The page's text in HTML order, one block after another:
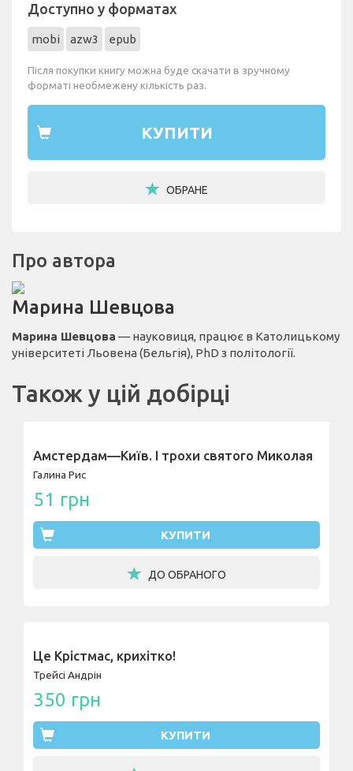
Доступно у форматах
mobi azw3 epub
Після покупки книгу можна буде скачати в зручному
форматі необмежену кількість раз.
КУПИТИ
ОБРАНЕ
Про автора
Марина Шевцова
Марина Шевцова — науковиця, працює в Католицькому
університеті Льовена (Бельгія), PhD з політології.
Також у цій добірці
Амстердам—Київ. І трохи святого Миколая
Галина Рис
51 грн
КУПИТИ
ДО ОБРАНОГО
Це Крістмас, крихітко!
Трейсі Андрін
350 грн
КУПИТИ